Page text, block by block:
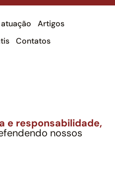
Artigos
Contatos
e responsabilidade,
nossos